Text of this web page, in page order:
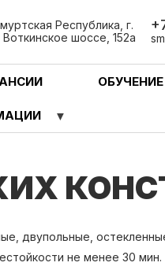
Республика, г.
шоссе, 152а
ОБУЧЕНИЕ
двупольные,
не менее 30 мин.